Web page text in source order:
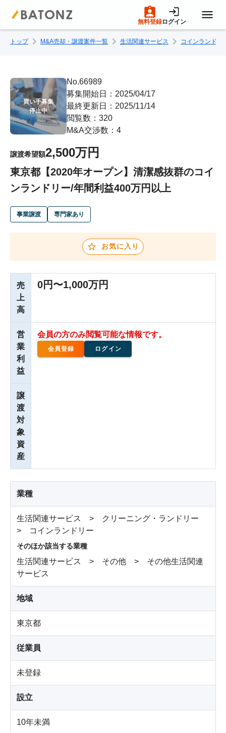
無料登録ログイン
トップページ
M&A案件一覧
売りたい方へ
成約事例
M&A専門家の方へ
トップ M&A売却・譲渡案件一覧 生活関連サービス コインランドリ
買い手募集
停止中
No.66989
募集開始日：2025/04/17
最終更新日：2025/11/14
閲覧数：320
M&A交渉数：4
譲渡希望額2,500万円
東京都【2020年オープン】清潔感抜群のコイ
ンランドリー/年間利益400万円以上
事業譲渡 専門家あり
お気に入り
売
上
高
0円〜1,000万円
営
業
利
益
会員の方のみ閲覧可能な情報です。
会員登録 ログイン
譲
渡
対
象
資
産
業種
生活関連サービス > クリーニング・ランドリー
> コインランドリー
そのほか該当する業種
生活関連サービス > その他 > その他生活関連
サービス
地域
東京都
従業員
未登録
設立
10年未満